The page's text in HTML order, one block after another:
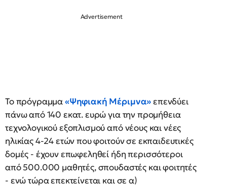
Το πρόγραμμα«Ψηφιακή Μέριμνα»επενδύει
πάνω από 140 εκατ. ευρώ για την προμήθεια
τεχνολογικού εξοπλισμού από νέους και νέες
ηλικίας 4-24 ετών που φοιτούν σε εκπαιδευτικές
δομές - έχουν επωφεληθεί ήδη περισσότεροι
από 500.000 μαθητές, σπουδαστές και φοιτητές
- ενώ τώρα επεκτείνεται και σε α)